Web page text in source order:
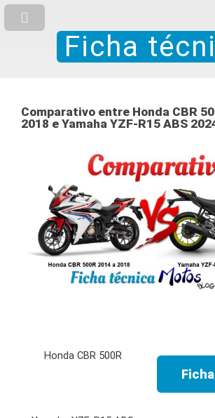
Ficha
Comparativo entre Honda CBR
2018 e Yamaha YZF-R15 ABS